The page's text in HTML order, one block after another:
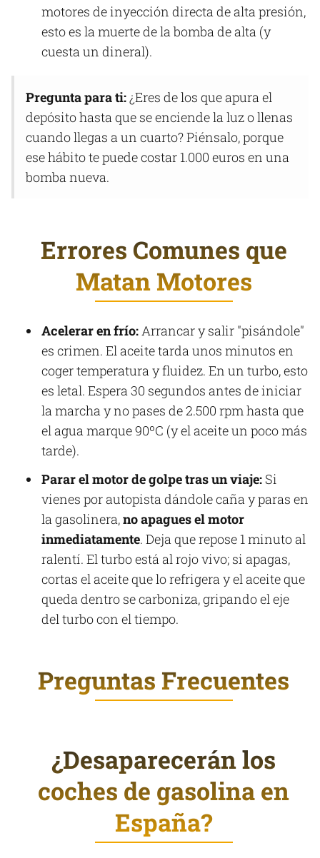
motores de inyección directa de alta presión,
esto es la muerte de la bomba de alta (y
cuesta un dineral).
Pregunta para ti:¿Eres de los que apura el
depósito hasta que se enciende la luz o llenas
cuando llegas a un cuarto? Piénsalo, porque
ese hábito te puede costar 1.000 euros en una
bomba nueva.
Errores Comunes que
Matan Motores
Acelerar en frío: Arrancar y salir "pisándole"
es crimen. El aceite tarda unos minutos en
coger temperatura y fluidez. En un turbo, esto
es letal. Espera 30 segundos antes de iniciar
la marcha y no pases de 2.500 rpm hasta que
el agua marque 90ºC (y el aceite un poco más
tarde).
Parar el motor de golpe tras un viaje: Si
vienes por autopista dándole caña y paras en
la gasolinera,no apagues el motor
inmediatamente. Deja que repose 1 minuto al
ralentí. El turbo está al rojo vivo; si apagas,
cortas el aceite que lo refrigera y el aceite que
queda dentro se carboniza, gripando el eje
del turbo con el tiempo.
Preguntas Frecuentes
¿Desaparecerán los
coches de gasolina en
España?